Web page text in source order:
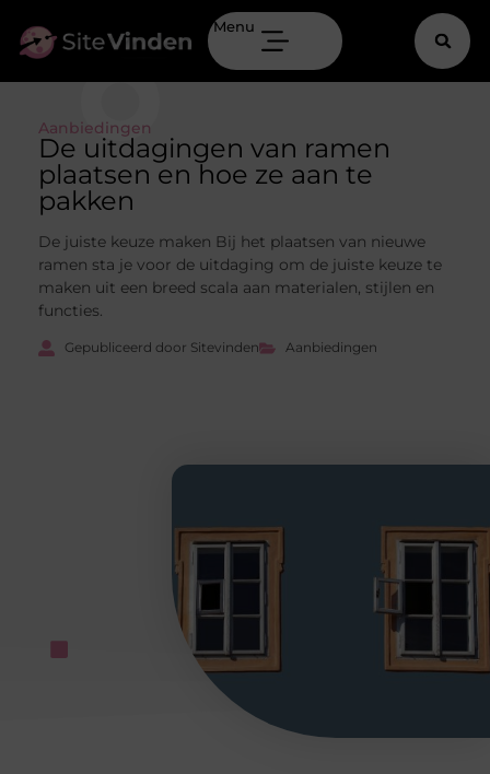
Menu
Aanbiedingen
De uitdagingen van ramen
plaatsen en hoe ze aan te
pakken
De juiste keuze maken Bij het plaatsen van nieuwe
ramen sta je voor de uitdaging om de juiste keuze te
maken uit een breed scala aan materialen, stijlen en
functies.
Gepubliceerd door Sitevinden Aanbiedingen